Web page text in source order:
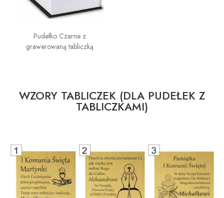
Pudełko Czarne z
grawerowaną tabliczką
WZORY TABLICZEK (DLA PUDEŁEK Z
TABLICZKAMI)